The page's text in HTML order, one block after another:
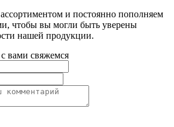
и постоянно пополняем
чтобы вы могли быть уверены
нашей продукции.
вами свяжемся